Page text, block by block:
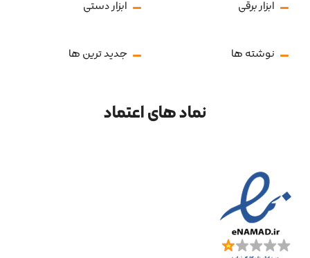
ابزار برقی ابزار دستی
نوشته ها جدید ترین ها
نماد های اعتماد